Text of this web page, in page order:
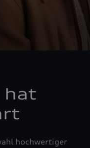
hat
hochwertiger